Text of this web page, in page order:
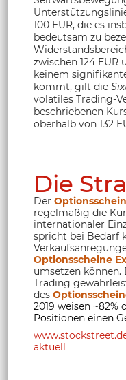
100 EUR, die es
bedeutsam zu
zwischen 124 EUR
keinem
kommt, gilt die
volatiles Trading-
beschriebenen
oberhalb von 132
Die
Der
regelmäßig die
internationaler
spricht bei Bedarf
Optionsscheine
umsetzen
Trading
des
2019 weisen ~82%
Positionen einen
aktuell